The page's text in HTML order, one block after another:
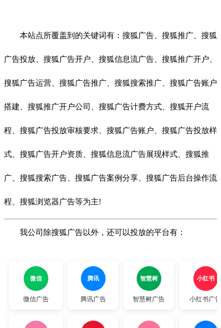
本站点所覆盖到的关键词有：搜狐广告、搜狐推广、搜狐
广告投放、搜狐广告开户、搜狐信息流广告、搜狐推广开户、
搜狐广告运营、搜狐广告推广、搜狐搜索推广、搜狐广告账户
搭建、搜狐推广开户公司、搜狐广告计费方式、搜狐开户流
程、搜狐广告投放审核要求、搜狐广告账户、搜狐广告投放样
式、搜狐广告开户资质、搜狐信息流广告展现样式、搜狐推
广、搜狐搜索广告、搜狐广告案例分享、搜狐广告后台操作流
程、搜狐浏览器广告等为主!
我公司除搜狐广告以外，还可以投放的平台有：
微信
微信广告
腾讯
腾讯广告
智慧树
智慧树广告
小红书
小红书广告